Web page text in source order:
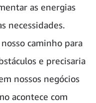
as energias
necessidades.
caminho para
e precisaria
nossos negócios
acontece com